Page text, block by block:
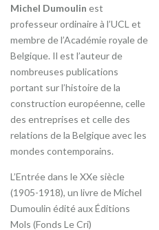
Michel Dumoulin est
professeur ordinaire à l’UCL et
membre de l’Académie royale de
Belgique. Il est l’auteur de
nombreuses publications
portant sur l’histoire de la
construction européenne, celle
des entreprises et celle des
relations de la Belgique avec les
mondes contemporains.
L’Entrée dans le XXe siècle
(1905-1918), un livre de Michel
Dumoulin édité aux Éditions
Mols (Fonds Le Cri)